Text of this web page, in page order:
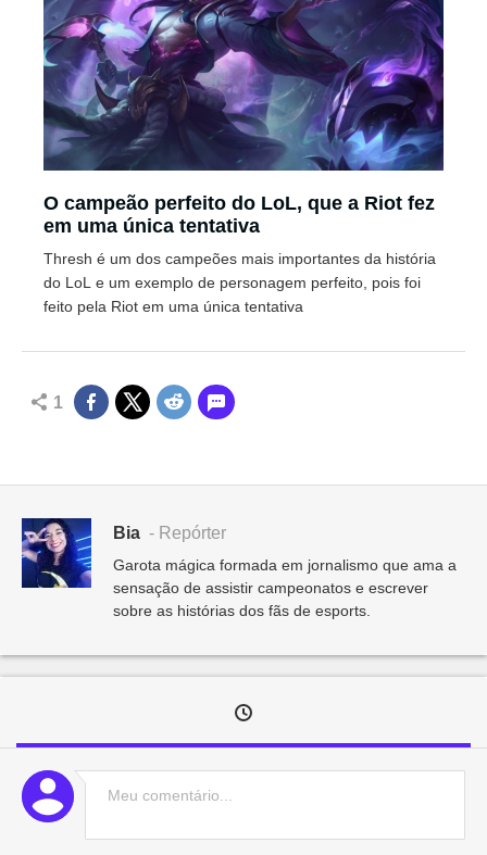
O campeão perfeito do LoL, que a Riot fez
em uma única tentativa
Thresh é um dos campeões mais importantes da história
do LoL e um exemplo de personagem perfeito, pois foi
feito pela Riot em uma única tentativa
1
Bia - Repórter
Garota mágica formada em jornalismo que ama a
sensação de assistir campeonatos e escrever
sobre as histórias dos fãs de esports.